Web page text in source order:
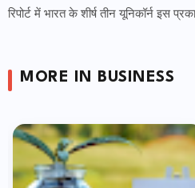
रिपोर्ट में भारत के शीर्ष तीन यूनिकॉर्न इस
MORE IN BUSINESS